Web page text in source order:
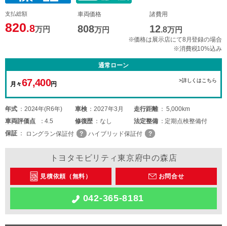
支払総額
820.8万円
車両価格
808万円
諸費用
12.8万円
※価格は展示店にて8月登録の場合
※消費税10%込み
通常ローン
月々67,400円
>詳しくはこちら
年式 2024年(R6年) 車検 2027年3月 走行距離
5,000km
車両評価点 4.5 修復歴 なし 法定整備
定期点検整備付
保証
ロングラン保証付 ハイブリッド保証付
トヨタモビリティ東京府中の森店
見積依頼（無料） お問合せ
042-365-8181